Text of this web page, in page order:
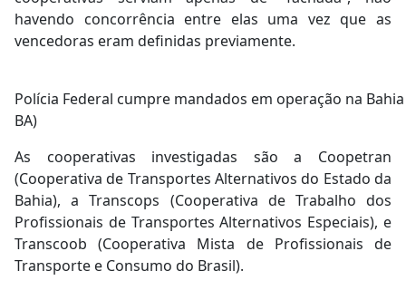
havendo concorrência entre elas uma vez que as
vencedoras eram definidas previamente.
Polícia Federal cumpre mandados em operação na
BA)
As cooperativas investigadas são a Coopetran
(Cooperativa de Transportes Alternativos do Estado da
Bahia), a Transcops (Cooperativa de Trabalho dos
Profissionais de Transportes Alternativos Especiais), e
Transcoob (Cooperativa Mista de Profissionais de
Transporte e Consumo do Brasil).